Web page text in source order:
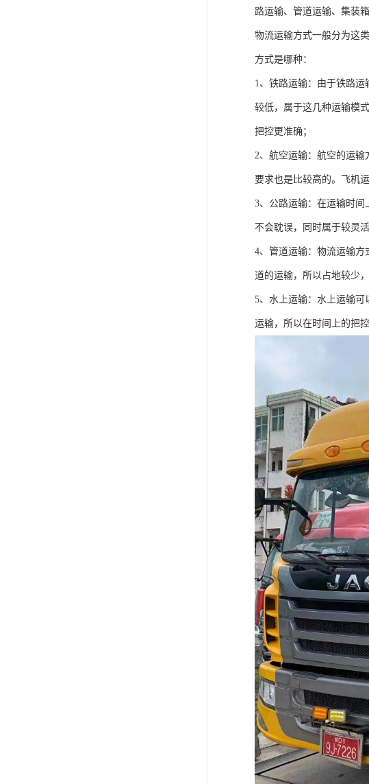
路运输、管道运输、集装
物流运输方式一般分为这
方式是哪种：
1、铁路运输：由于铁路
较低，属于这几种运输模
把控更准确；
2、航空运输：航空的运
要求也是比较高的。飞机
3、公路运输：在运输时
不会耽误，同时属于较灵
4、管道运输：物流运输
道的运输，所以占地较少
5、水上运输：水上运输
运输，所以在时间上的把